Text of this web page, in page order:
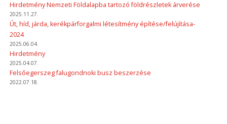
Hirdetmény Nemzeti Földalapba tartozó földrészletek árverése
2025.11.27.
Út, híd, járda, kerékpárforgalmi létesítmény építése/felújítása-
2024
2025.06.04.
Hirdetmény
2025.04.07.
Felsőegerszeg falugondnoki busz beszerzése
2022.07.18.